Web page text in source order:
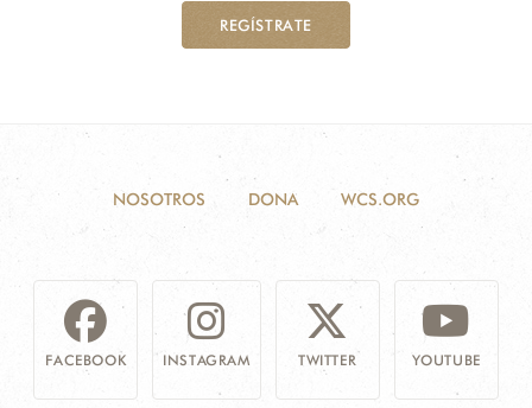
REGÍSTRATE
NOSOTROS DONA WCS.ORG
FACEBOOK INSTAGRAM TWITTER YOUTUBE